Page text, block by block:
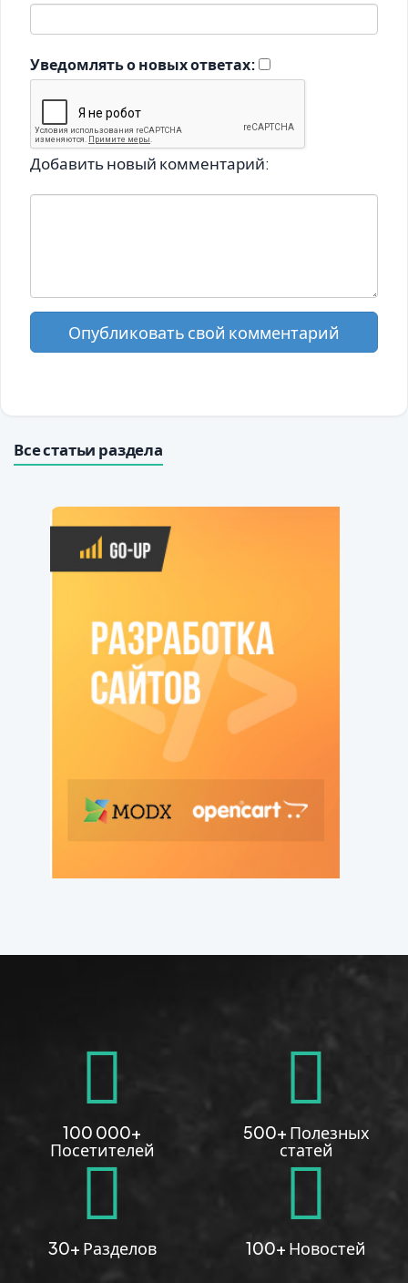
Уведомлять о новых ответах:
Добавить новый комментарий:
Опубликовать свой комментарий
Все статьи раздела
100 000+
Посетителей
500+ Полезных
статей
30+ Разделов 100+ Новостей